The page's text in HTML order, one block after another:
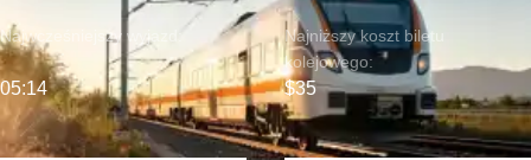
Najwcześniejszy wyjazd:
05:14
Najniższy koszt biletu
kolejowego:
$35